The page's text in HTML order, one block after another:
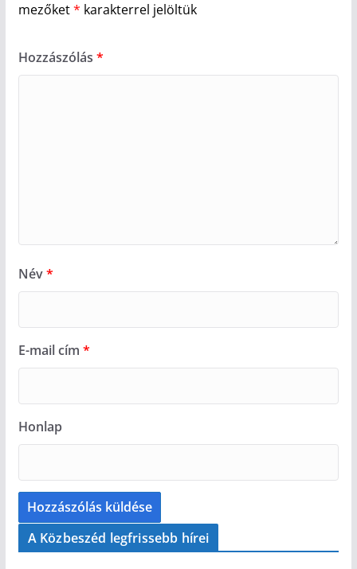
mezőket* karakterrel jelöltük
Hozzászólás *
Név*
E-mail cím *
Honlap
A Közbeszéd legfrissebb hírei